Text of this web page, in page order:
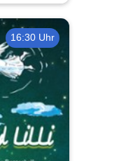
16:30 Uhr